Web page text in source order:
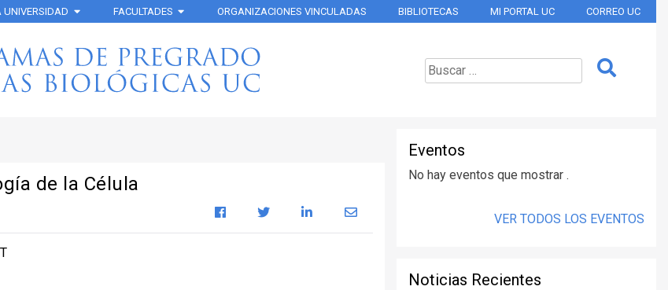
UNIVERSIDAD FACULTADES ORGANIZACIONES VINCULADAS BIBLIOTECAS MI PORTAL UC CORREO UC
de la Célula
Eventos
No hay eventos que mostrar .
VER TODOS LOS EVENTOS
Noticias Recientes